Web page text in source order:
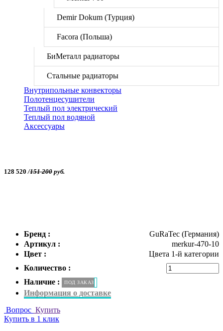
Demir Dokum (Турция)
Facora (Польша)
БиМеталл радиаторы
Стальные радиаторы
Внутрипольные конвекторы
Полотенцесушители
Теплый пол электрический
Теплый пол водяной
Аксессуары
128 520 /151 200 руб.
Бренд :
GuRaTec (Германия)
Артикул :
merkur-470-10
Цвет :
Цвета 1-й категории
Количество :
Наличие :
ПОД ЗАКАЗ
Информация о доставке
Вопрос Купить
Купить в 1 клик